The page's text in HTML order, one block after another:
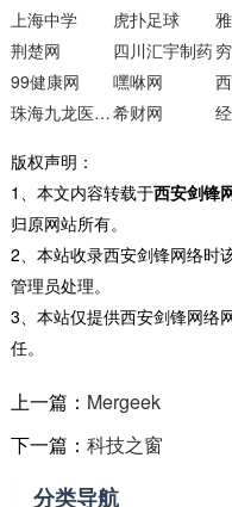
上海中学
虎扑足球
荆楚网
四川汇宇制药
99健康网
嘿咻网
珠海九龙医院03希财网
版权声明：
1、本文内容转载于西安剑锋
归原网站所有。
2、本站收录西安剑锋网络时
管理员处理。
3、本站仅提供西安剑锋网络
任。
上一篇： Mergeek
下一篇： 科技之窗
分类导航